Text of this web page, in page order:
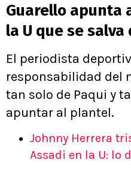
Guarello apunta
la U que se
El periodista
responsabilidad del
tan solo de Paqui y
apuntar al plantel.
Johnny Herrera
Assadi en la U: lo